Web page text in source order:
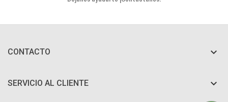
CONTACTO 
SERVICIO AL CLIENTE 